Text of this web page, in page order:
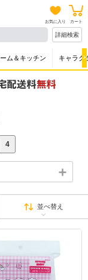
お気に入り カート
詳細検索
ム＆キッチン キャラク
4
並べ替え